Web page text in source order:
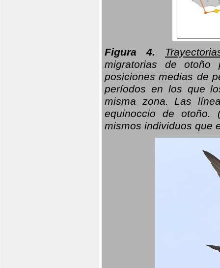
Figura 4.
migratorias de otoño
posiciones medias de
períodos en los que
misma zona. Las
equinoccio de otoño.
mismos individuos que